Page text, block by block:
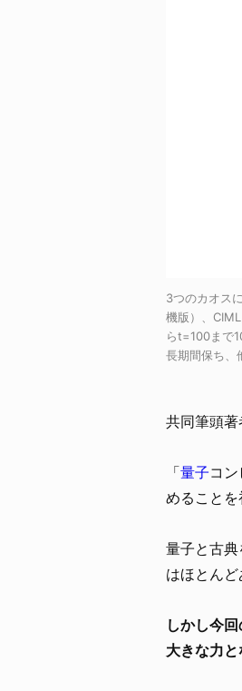
3つのカオス
機版）、
らt=100まで
長期間保ち
共同筆頭著
「量子コ
めることを
量子と古
はほとんど
しかし今
大きな力と